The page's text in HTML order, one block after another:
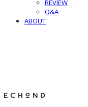
REVIEW
Q&A
ABOUT